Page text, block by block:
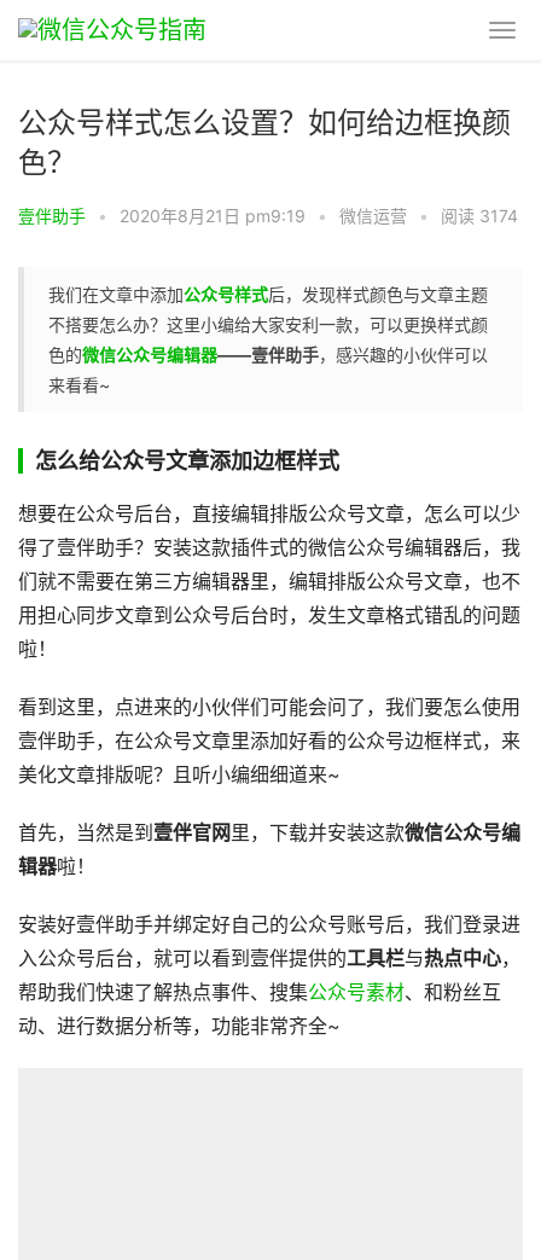
公众号样式怎么设置？如何给边框换颜
色？
壹伴助手 • 2020年8月21日 pm9:19 • 微信运营 • 阅读 3174
我们在文章中添加公众号样式后，发现样式颜色与文章主题
不搭要怎么办？这里小编给大家安利一款，可以更换样式颜
色的微信公众号编辑器——壹伴助手，感兴趣的小伙伴可以
来看看~
怎么给公众号文章添加边框样式
想要在公众号后台，直接编辑排版公众号文章，怎么可以少
得了壹伴助手？安装这款插件式的微信公众号编辑器后，我
们就不需要在第三方编辑器里，编辑排版公众号文章，也不
用担心同步文章到公众号后台时，发生文章格式错乱的问题
啦！
看到这里，点进来的小伙伴们可能会问了，我们要怎么使用
壹伴助手，在公众号文章里添加好看的公众号边框样式，来
美化文章排版呢？且听小编细细道来~
首先，当然是到 壹伴官网 里，下载并安装这款微信公众号编
辑器啦！
安装好壹伴助手并绑定好自己的公众号账号后，我们登录进
入公众号后台，就可以看到壹伴提供的工具栏与热点中心，
帮助我们快速了解热点事件、搜集公众号素材、和粉丝互
动、进行数据分析等，功能非常齐全~